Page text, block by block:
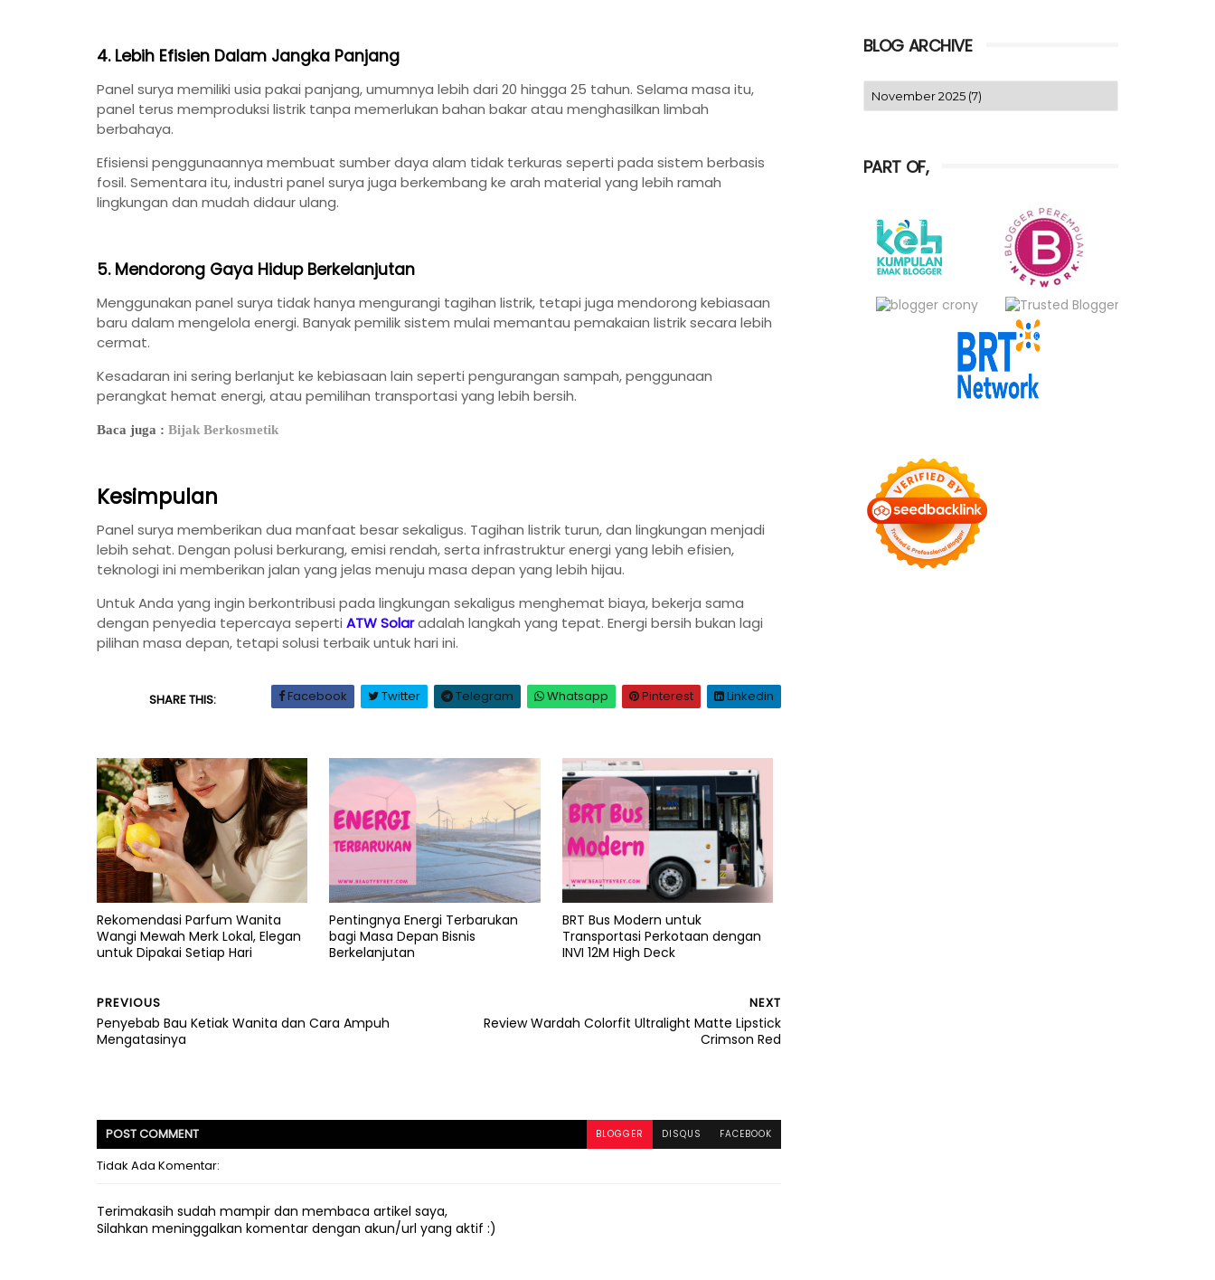
4. Lebih Efisien Dalam Jangka Panjang
Panel surya memiliki usia pakai panjang, umumnya lebih dari 20 hingga 25 tahun. Selama masa itu,
panel terus memproduksi listrik tanpa memerlukan bahan bakar atau menghasilkan limbah
berbahaya.
Efisiensi penggunaannya membuat sumber daya alam tidak terkuras seperti pada sistem berbasis
fosil. Sementara itu, industri panel surya juga berkembang ke arah material yang lebih ramah
lingkungan dan mudah didaur ulang.
5. Mendorong Gaya Hidup Berkelanjutan
Menggunakan panel surya tidak hanya mengurangi tagihan listrik, tetapi juga mendorong kebiasaan
baru dalam mengelola energi. Banyak pemilik sistem mulai memantau pemakaian listrik secara lebih
cermat.
Kesadaran ini sering berlanjut ke kebiasaan lain seperti pengurangan sampah, penggunaan
perangkat hemat energi, atau pemilihan transportasi yang lebih bersih.
Baca juga : Bijak Berkosmetik
Kesimpulan
Panel surya memberikan dua manfaat besar sekaligus. Tagihan listrik turun, dan lingkungan menjadi
lebih sehat. Dengan polusi berkurang, emisi rendah, serta infrastruktur energi yang lebih efisien,
teknologi ini memberikan jalan yang jelas menuju masa depan yang lebih hijau.
Untuk Anda yang ingin berkontribusi pada lingkungan sekaligus menghemat biaya, bekerja sama
dengan penyedia tepercaya seperti ATW Solaradalah langkah yang tepat. Energi bersih bukan lagi
pilihan masa depan, tetapi solusi terbaik untuk hari ini.
SHARE THIS: Facebook Twitter Telegram Whatsapp Pinterest Linkedin
Rekomendasi Parfum Wanita
Wangi Mewah Merk Lokal, Elegan
untuk Dipakai Setiap Hari
Pentingnya Energi Terbarukan
bagi Masa Depan Bisnis
Berkelanjutan
BRT Bus Modern untuk
Transportasi Perkotaan dengan
INVI 12M High Deck
NEXT
Review Wardah Colorfit Ultralight Matte Lipstick
Crimson Red
PREVIOUS
Penyebab Bau Ketiak Wanita dan Cara Ampuh
Mengatasinya
POSTCOMMENT BLOGGER DISQUS FACEBOOK
Tidak Ada Komentar:
Terimakasih sudah mampir dan membaca artikel saya,
Silahkan meninggalkan komentar dengan akun/url yang aktif :)
BLOG ARCHIVE
PART OF,